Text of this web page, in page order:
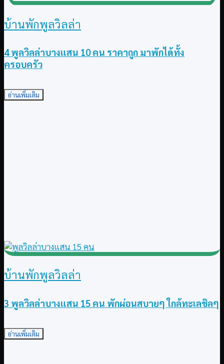
บ้านพักพูลวิลล่า
4 พูลวิลล่าบางแสน 10 คน ราคาถูก มาพักได้ทั้ง
ครอบครัว
อ่านเพิ่มเติม
บ้านพักพูลวิลล่า
3 พูลวิลล่าบางแสน 15 คน พักผ่อนสบายๆ ใกล้ทะเลชิลๆ
อ่านเพิ่มเติม